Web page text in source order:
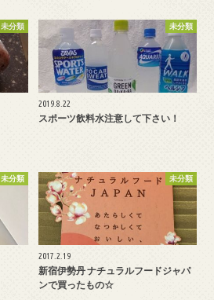
未分類 未分類
2019.8.22
スポーツ飲料水注意して下さい！
未分類 未分類
2017.2.19
新宿伊勢丹 ナチュラルフードジャパ
ンで買ったもの☆